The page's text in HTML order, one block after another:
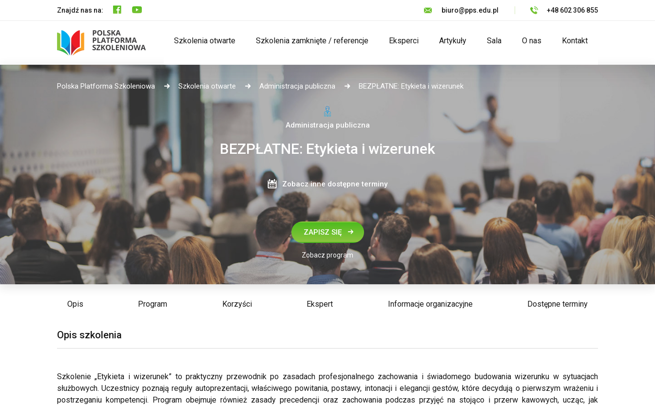
Znajdź nas na: biuro@pps.edu.pl +48 602 306 855
Szkolenia otwarte Szkolenia zamknięte / referencje Eksperci Artykuły Sala O nas Kontakt
Polska Platforma Szkoleniowa Szkolenia otwarte Administracja publiczna BEZPŁATNE: Etykieta i wizerunek
Administracja publiczna
BEZPŁATNE: Etykieta i wizerunek
Zobacz inne dostępne terminy
ZAPISZ SIĘ
Zobacz program
Opis Program Korzyści Ekspert Informacje organizacyjne Dostępne terminy
Opis szkolenia
Szkolenie „Etykieta i wizerunek” to praktyczny przewodnik po zasadach profesjonalnego zachowania i świadomego budowania wizerunku w sytuacjach
służbowych. Uczestnicy poznają reguły autoprezentacji, właściwego powitania, postawy, intonacji i elegancji gestów, które decydują o pierwszym wrażeniu i
postrzeganiu kompetencji. Program obejmuje również zasady precedencji oraz zachowania podczas przyjęć na stojąco i przerw kawowych, ucząc, jak